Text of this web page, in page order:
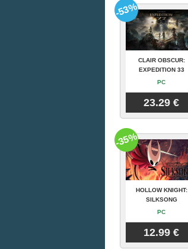
CLAIR OBSCUR:
EXPEDITION 33
PC
23.29 €
-53%
HOLLOW KNIGHT:
SILKSONG
PC
12.99 €
-35%